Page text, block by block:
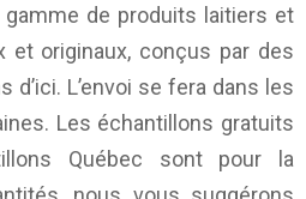
de produits laitiers et
et originaux, conçus par des
d’ici. L’envoi se fera dans les
Les échantillons gratuits
Québec sont pour la